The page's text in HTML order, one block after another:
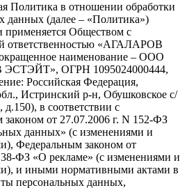
Политика в отношении обработки
данных (далее – «Политика»)
применяется Обществом с
ответственностью «АГАЛАРОВ
наименование – ООО
ОГРН 1095024000444,
Российская Федерация,
Истринский р-н, Обушковское с/
д.150), в соответствии с
от 27.07.2006 г. N 152-ФЗ
данных» (с изменениями и
Федеральным законом от
ФЗ «О рекламе» (с изменениями и
и иными нормативными актами в
персональных данных,